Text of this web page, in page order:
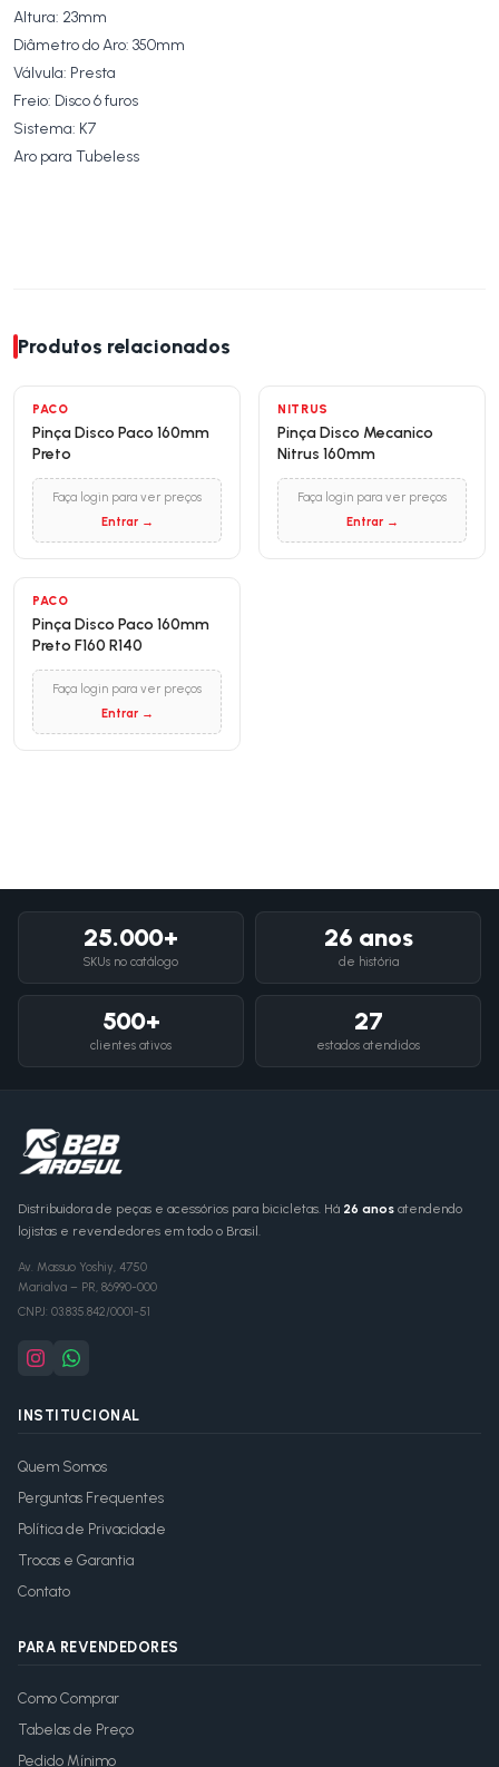
Altura: 23mm
Diâmetro do Aro: 350mm
Válvula: Presta
Freio: Disco 6 furos
Sistema: K7
Aro para Tubeless
Produtos relacionados
NOVO
PACO
Pinça Disco Paco 160mm
Preto
Faça login para ver preços
Entrar →
NITRUS
Pinça Disco Mecanico
Nitrus 160mm
Faça login para ver preços
Entrar →
PACO
Pinça Disco Paco 160mm
Preto F160 R140
Faça login para ver preços
Entrar →
25.000+
SKUs no catálogo
26 anos
de história
500+
clientes ativos
27
estados atendidos
Distribuidora de peças e acessórios para bicicletas. Há 26 anos atendendo
lojistas e revendedores em todo o Brasil.
Av. Massuo Yoshiy, 4750
Marialva – PR, 86990-000
CNPJ: 03.835.842/0001-51
INSTITUCIONAL
Quem Somos
Perguntas Frequentes
Política de Privacidade
Trocas e Garantia
Contato
PARA REVENDEDORES
Como Comprar
Tabelas de Preço
Pedido Mínimo